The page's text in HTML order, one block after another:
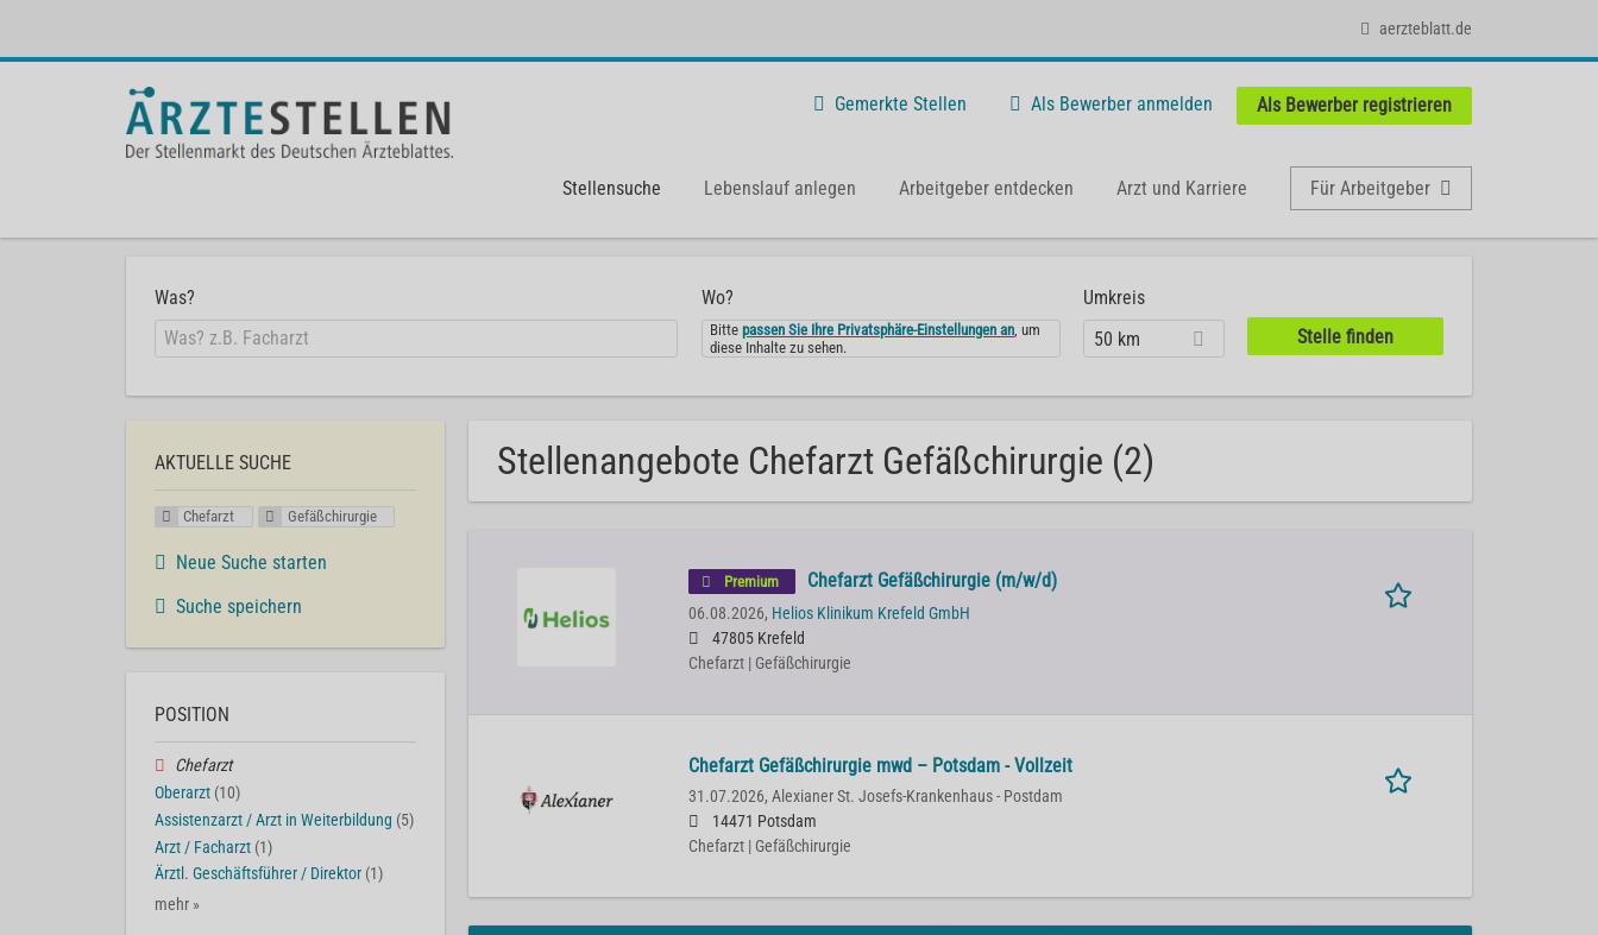
aerzteblatt.de
Gemerkte Stellen Als Bewerber anmelden Als Bewerber registrieren
Stellensuche Lebenslauf anlegen Arbeitgeber entdecken Arzt und Karriere Für Arbeitgeber
Was? Wo?
Bittepassen Sie Ihre Privatsphäre-Einstellungen an, um
diese Inhalte zu sehen.
Umkreis
50 km
Stellenangebote Chefarzt Gefäßchirurgie (2)
Premium Chefarzt Gefäßchirurgie (m/w/d)
06.08.2026, Helios Klinikum Krefeld GmbH
47805 Krefeld
Chefarzt | Gefäßchirurgie
Chefarzt Gefäßchirurgie mwd – Potsdam - Vollzeit
31.07.2026, Alexianer St. Josefs-Krankenhaus - Postdam
14471 Potsdam
Chefarzt | Gefäßchirurgie
AKTUELLE SUCHE
Chefarzt Gefäßchirurgie
Neue Suche starten
Suche speichern
POSITION
Chefarzt
Oberarzt (10)
Assistenzarzt / Arzt in Weiterbildung (5)
Arzt / Facharzt (1)
Ärztl. Geschäftsführer / Direktor (1)
mehr »